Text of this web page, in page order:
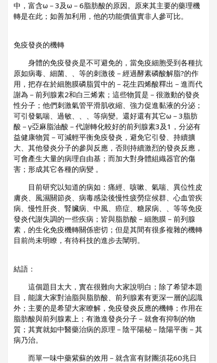
中，富含ω－3及ω－6脂肪酸的原因。原來其主要的藥理機
轉是在此；如善加利用，他的功能價值實非人參可比。
免疫發炎的機轉
身體的免疫發炎是不可避免的，當免疫細胞受到各種抗
原如病毒、細菌、、等的刺激後－經過酵素磷酸解脂?的作
用，把存在於細胞膜磷脂質中的－花生四烯酸釋出－進而代
謝為－前列腺素2和白三烯素；這些物質是－很激動的發炎
性分子；他們刺激氣管平滑肌收縮、強力促進黏液的分泌；
可引發氣喘、過敏、、、等病變。還好還有其它ω－3脂肪
酸－γ亞麻脂油酸－代謝轉化較好的前列腺素3及1，分泌有
益健康物質－可減輕平衡免疫發炎，避免它引發、持續擴
大、其他發炎分子的參與反應，否則持續激烈的發炎反應，
可會產生大量的病理自由基；而加大對身體組織器官的傷
害；形成其它各種的病變 。
目前研究以知道的病如：痛經、咳嗽、氣喘、異位性皮
膚炎、風濕關節炎、病毒感染後慢性疲勞症候群、心血管疾
病、慢性肝炎、腎臟病、中風、癌症、糖尿病、、等等免疫
發炎代謝失調的一些疾病；皆與脂肪酸－細胞膜－前列腺
素，的生化免疫機轉關係密切；但是其間有很多複雜的機轉
目前尚未明瞭，有待科技的進步去闡明。
結語：
這個題目太大，實在很難向大家說明白；除了希望本題
目，能讓大家對油脂與脂肪酸、前列腺素有更深一層的認識
外；主要的是希望大家瞭解，免疫發炎反應的機轉；作用在
脂肪酸與前列腺素上；有激進發炎分子－就會有抑制的物
質；其實就如中醫藥治病的原理－陰平陽秘－陰陽平衡－其
病乃治。
而單一味中藥紫蘇的效用－就含富有財團須花60兆日